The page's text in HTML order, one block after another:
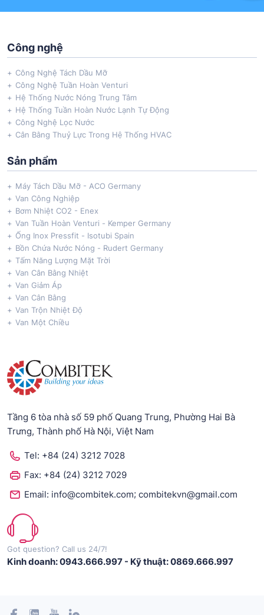
Công nghệ
Công Nghệ Tách Dầu Mỡ
Công Nghệ Tuần Hoàn Venturi
Hệ Thống Nước Nóng Trung Tâm
Hệ Thống Tuần Hoàn Nước Lạnh Tự Động
Công Nghệ Lọc Nước
Cân Bằng Thuỷ Lực Trong Hệ Thống HVAC
Sản phẩm
Máy Tách Dầu Mỡ - ACO Germany
Van Công Nghiệp
Bơm Nhiệt CO2 - Enex
Van Tuần Hoàn Venturi - Kemper Germany
Ống Inox Pressfit - Isotubi Spain
Bồn Chứa Nước Nóng - Rudert Germany
Tấm Năng Lượng Mặt Trời
Van Cân Bằng Nhiệt
Van Giảm Áp
Van Cân Bằng
Van Trộn Nhiệt Độ
Van Một Chiều
Tầng 6 tòa nhà số 59 phố Quang Trung, Phường Hai Bà
Trưng, Thành phố Hà Nội, Việt Nam
Tel: +84 (24) 3212 7028
Fax: +84 (24) 3212 7029
Email: info@combitek.com; combitekvn@gmail.com
Got question? Call us 24/7!
Kinh doanh: 0943.666.997 - Kỹ thuật: 0869.666.997